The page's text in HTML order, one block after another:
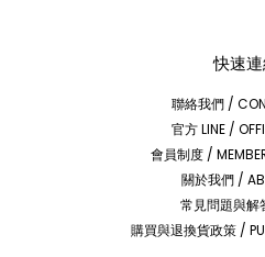
快速
聯絡我們 /
官方 LINE /
會員制度 /
關於我們 /
常見問題與解
購買與退換貨政策 /